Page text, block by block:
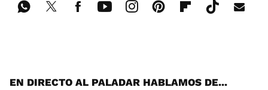
EN DIRECTO AL PALADAR HABLAMOS DE...